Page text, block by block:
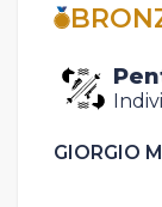
GIORGIO